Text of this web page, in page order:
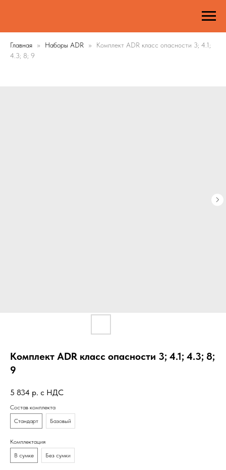
Главная Наборы ADR
Комплект ADR класс опасности 3; 4.1;
4.3; 8; 9
Комплект ADR класс опасности 3; 4.1; 4.3; 8;
9
5 834 р. с НДС
Состав комплекта
Стандарт
Базовый
Комплектация
В сумке
Без сумки